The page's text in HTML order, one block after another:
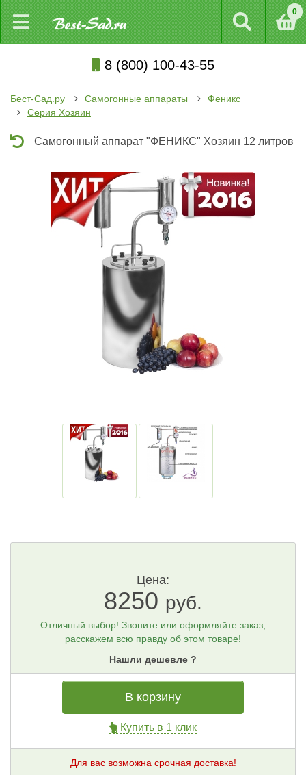
0
8 (800) 100-43-55
Бест-Сад.ру Самогонные аппараты
Феникс
Серия Хозяин
Самогонный аппарат "ФЕНИКС" Хозяин 12 литров
Цена:
8250 руб.
Отличный выбор! Звоните или оформляйте заказ,
расскажем всю правду об этом товаре!
Нашли дешевле ?
В корзину
Купить в 1 клик
Для вас возможна срочная доставка!